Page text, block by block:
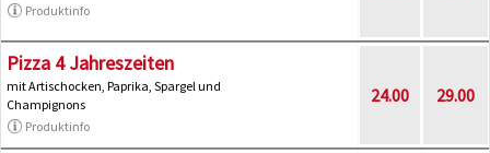
Produktinfo
Pizza 4 Jahreszeiten
mit Artischocken, Paprika, Spargel und
Champignons
Produktinfo
24.00 29.00